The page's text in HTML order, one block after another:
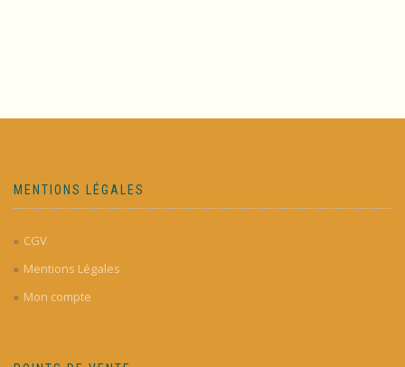
MENTIONS LÉGALES
CGV
Mentions Légales
Mon compte